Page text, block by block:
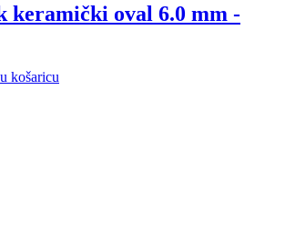
keramički oval 6.0 mm -
košaricu